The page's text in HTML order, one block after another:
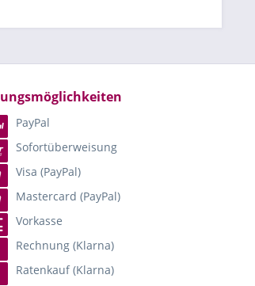
PayPal
Sofortüberweisung
Visa (PayPal)
Mastercard (PayPal)
Vorkasse
Rechnung (Klarna)
Ratenkauf (Klarna)